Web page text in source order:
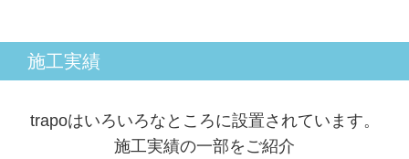
施工実績
trapoはいろいろなところに設置されています。
施工実績の一部をご紹介